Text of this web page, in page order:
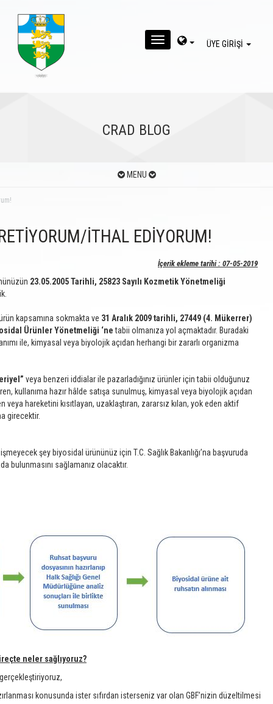
MENU ÜYE GİRİŞİ
CRAD BLOG
MENU
İTHAL EDİYORUM!
İçerik ekleme tarihi : 07-05-2019
23.05.2005 Tarihli, 25823 Sayılı Kozmetik Yönetmeliği
kapsamına sokmakta ve 31 Aralık 2009 tarihli, 27449 (4. Mükerrer)
Ürünler Yönetmeliği ‘netabii olmanıza yol açmaktadır. Buradaki
ile, kimyasal veya biyolojik açıdan herhangi bir zararlı organizma
veya benzeri iddialar ile pazarladığınız ürünler için tabii olduğunuz
kullanıma hazır hâlde satışa sunulmuş, kimyasal veya biyolojik açıdan
hareketini kısıtlayan, uzaklaştıran, zararsız kılan, yok eden aktif
girecektir.
şey biyosidal ürününüz için T.C. Sağlık Bakanlığı’na başvuruda
bulunmasını sağlamanız olacaktır.
neler sağlıyoruz?
konusunda ister sıfırdan isterseniz var olan GBF’nizin düzeltilmesi